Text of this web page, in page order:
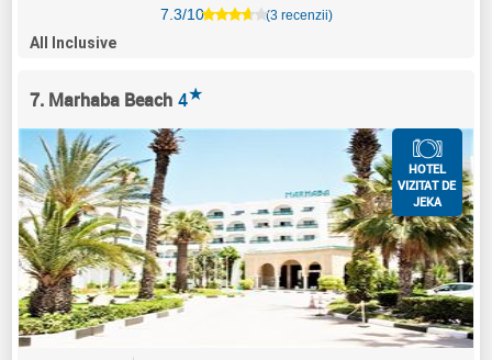
7.3/10
(3 recenzii)
All Inclusive
7. Marhaba Beach 4★
HOTEL
VIZITAT DE
JEKA